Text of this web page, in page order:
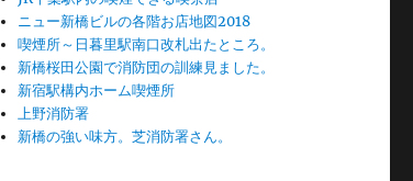
ニュー新橋ビルの各階お店地図2018
喫煙所～日暮里駅南口改札出たところ。
新橋桜田公園で消防団の訓練見ました。
新宿駅構内ホーム喫煙所
上野消防署
新橋の強い味方。芝消防署さん。